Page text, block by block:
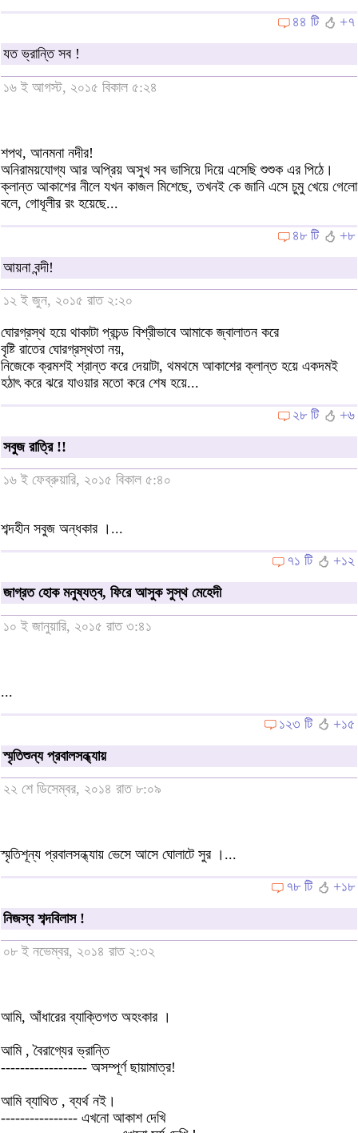
৪৪ টি
+৭
যত ভ্রান্তি সব !
১৬ ই আগস্ট, ২০১৫ বিকাল ৫:২৪
শপথ, আনমনা নদীর!
অনিরাময়যোগ্য আর অপ্রিয় অসুখ সব ভাসিয়ে দিয়ে এসেছি শুশুক এর পিঠে।
ক্লান্ত আকাশের নীলে যখন কাজল মিশেছে, তখনই কে জানি এসে চুমু খেয়ে গেলো
বলে, গোধূলীর রং হয়েছে...
৪৮ টি
+৮
আয়না বন্দী!
১২ ই জুন, ২০১৫ রাত ২:২০
ঘোরগ্রস্থ হয়ে থাকাটা প্রচন্ড বিশ্রীভাবে আমাকে জ্বালাতন করে
বৃষ্টি রাতের ঘোরগ্রস্থতা নয়,
নিজেকে ক্রমশই শ্রান্ত করে দেয়াটা, থমথমে আকাশের ক্লান্ত হয়ে একদমই
হঠাৎ করে ঝরে যাওয়ার মতো করে শেষ হয়ে...
২৮ টি
+৬
সবুজ রাত্রি !!
১৬ ই ফেব্রুয়ারি, ২০১৫ বিকাল ৫:৪০
শব্দহীন সবুজ অন্ধকার ।...
৭১ টি
+১২
জাগ্রত হোক মনুষ্যত্ব, ফিরে আসুক সুস্থ মেহেদী
১০ ই জানুয়ারি, ২০১৫ রাত ৩:৪১
...
১২৩ টি
+১৫
স্মৃতিশুন্য প্রবালসন্ধ্যায়
২২ শে ডিসেম্বর, ২০১৪ রাত ৮:০৯
স্মৃতিশূন্য প্রবালসন্ধ্যায় ভেসে আসে ঘোলাটে সুর ।...
৭৮ টি
+১৮
নিজস্ব শব্দবিলাস !
০৮ ই নভেম্বর, ২০১৪ রাত ২:৩২
আমি, আঁধারের ব্যাক্তিগত অহংকার ।
আমি , বৈরাগ্যের ভ্রান্তি
------------------ অসম্পূর্ণ ছায়ামাত্র!
আমি ব্যাথিত , ব্যর্থ নই।
---------------- এখনো আকাশ দেখি